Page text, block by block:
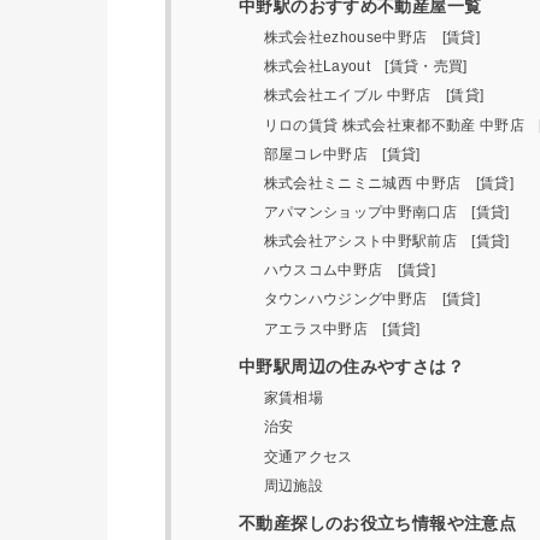
中野駅のおすすめ不動産屋一覧
株式会社ezhouse中野店 [賃貸]
株式会社Layout [賃貸・売買]
株式会社エイブル 中野店 [賃貸]
リロの賃貸 株式会社東都不動産 中野店
部屋コレ中野店 [賃貸]
株式会社ミニミニ城西 中野店 [賃貸]
アパマンショップ中野南口店 [賃貸]
株式会社アシスト中野駅前店 [賃貸]
ハウスコム中野店 [賃貸]
タウンハウジング中野店 [賃貸]
アエラス中野店 [賃貸]
中野駅周辺の住みやすさは？
家賃相場
治安
交通アクセス
周辺施設
不動産探しのお役立ち情報や注意点